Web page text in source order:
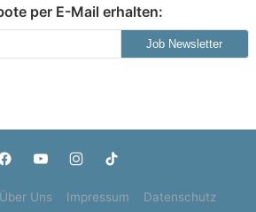
per E-Mail erhalten:
Job Newsletter
Über Uns Impressum Datenschutz